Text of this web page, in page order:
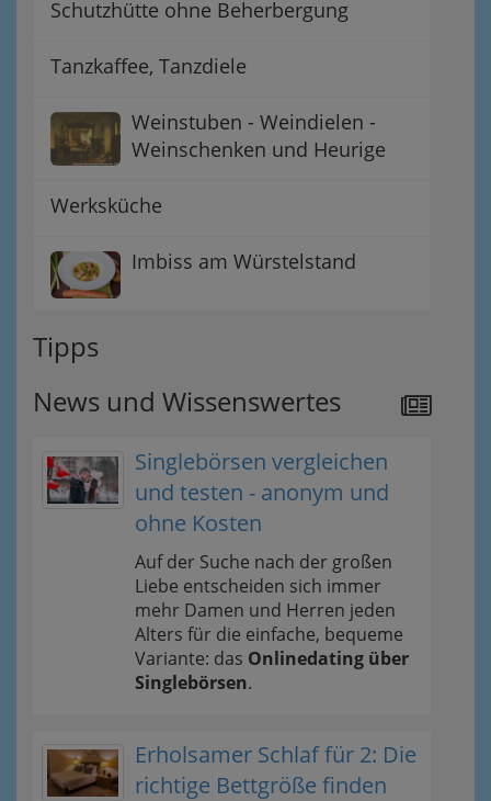
Schutzhütte ohne Beherbergung
Tanzkaffee, Tanzdiele
Weinstuben - Weindielen -
Weinschenken und Heurige
Werksküche
Imbiss am Würstelstand
Tipps
News und Wissenswertes
Singlebörsen vergleichen
und testen - anonym und
ohne Kosten
Auf der Suche nach der großen
Liebe entscheiden sich immer
mehr Damen und Herren jeden
Alters für die einfache, bequeme
Variante: das Onlinedating über
Singlebörsen.
Erholsamer Schlaf für 2: Die
richtige Bettgröße finden